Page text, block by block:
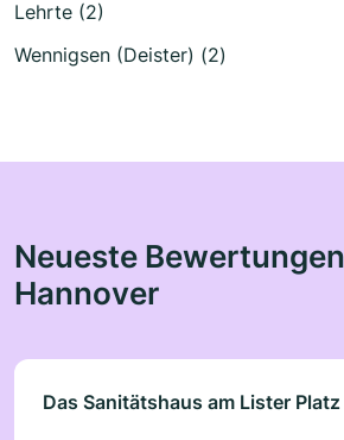
Lehrte (2)
Wennigsen (Deister) (2)
Neueste
Hannover
Das Sanitätshaus am Lister Platz